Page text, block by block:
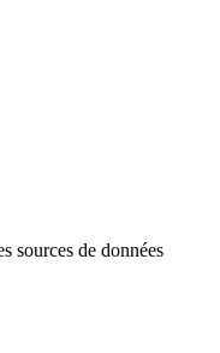
sources de données